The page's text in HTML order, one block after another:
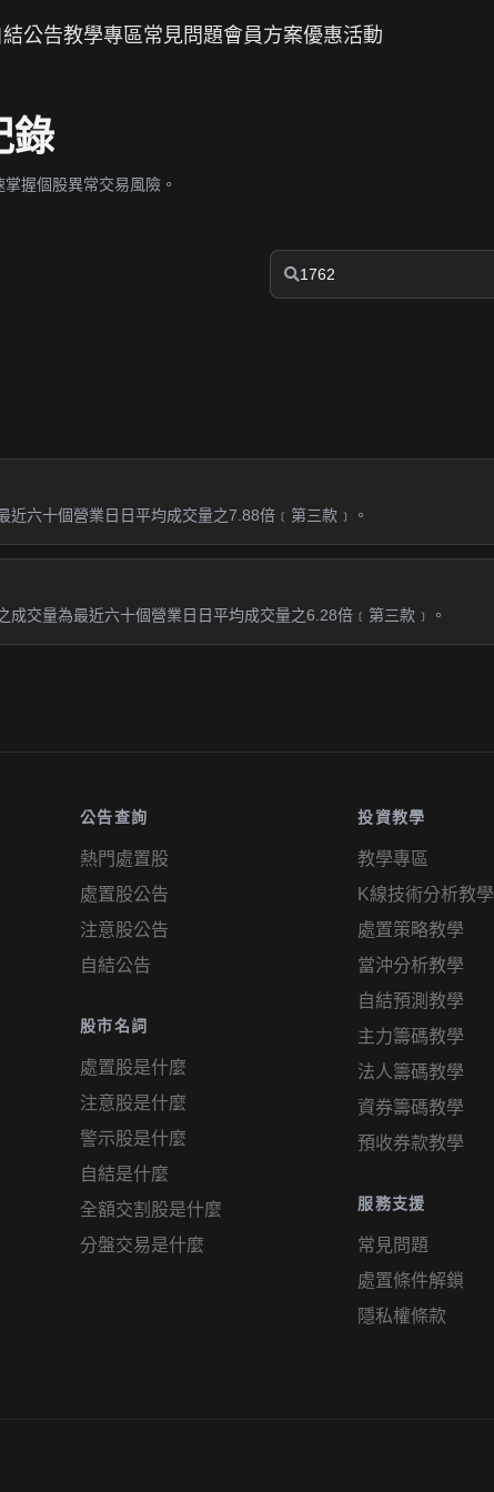
結公告教學專區常見問題會員方案優惠活動
錄
握個股異常交易風險。
六十個營業日日平均成交量之7.88倍﹝第三款﹞。
交量為最近六十個營業日日平均成交量之6.28倍﹝第三款﹞。
公告查詢
熱門處置股
處置股公告
注意股公告
自結公告
股市名詞
處置股是什麼
注意股是什麼
警示股是什麼
自結是什麼
全額交割股是什麼
分盤交易是什麼
投資教學
教學專區
K線技術分析教學
處置策略教學
當沖分析教學
自結預測教學
主力籌碼教學
法人籌碼教學
資券籌碼教學
預收券款教學
服務支援
常見問題
處置條件解鎖
隱私權條款